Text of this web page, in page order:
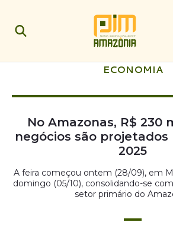
ECONOMIA
No Amazonas, R$ 230
negócios são projetados
2025
A feira começou ontem (28/09), em
domingo (05/10), consolidando-se
setor primário do